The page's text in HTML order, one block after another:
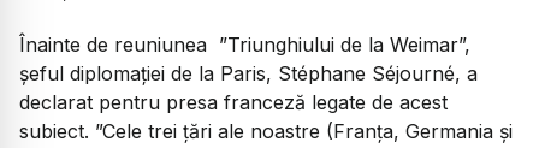
Înainte de reuniunea ”Triunghiului de la Weimar”,
șeful diplomației de la Paris, Stéphane Séjourné, a
declarat pentru presa franceză legate de acest
subiect. ”Cele trei ţări ale noastre (Franța, Germania și